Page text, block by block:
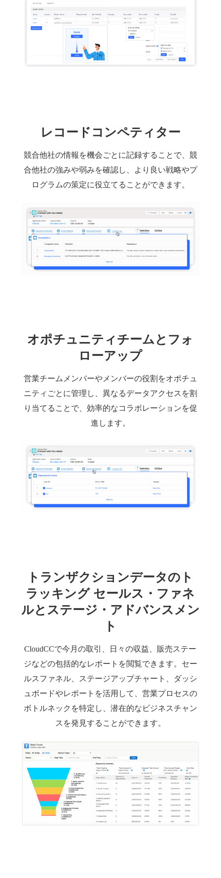
レコードコンペティター
競合他社の情報を機会ごとに記録することで、競
合他社の強みや弱みを確認し、より良い戦略やプ
ログラムの策定に役立てることができます。
オポチュニティチームとフォ
ローアップ
営業チームメンバーやメンバーの役割をオポチュ
ニティごとに管理し、異なるデータアクセスを割
り当てることで、効率的なコラボレーションを促
進します。
トランザクションデータのト
ラッキング セールス・ファネ
ルとステージ・アドバンスメン
ト
CloudCCで今月の取引、日々の収益、販売ステー
ジなどの包括的なレポートを閲覧できます。セー
ルスファネル、ステージアップチャート、ダッシ
ュボードやレポートを活用して、営業プロセスの
ボトルネックを特定し、潜在的なビジネスチャン
スを発見することができます。